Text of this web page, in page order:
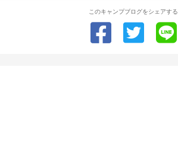
このキャンプブログをシェアする